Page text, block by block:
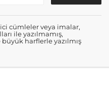
cümleler veya imalar,
ile yazılmamış,
harflerle yazılmış